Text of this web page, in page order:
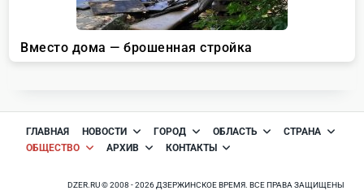
ГЛАВНАЯ НОВОСТИ ГОРОД ОБЛАСТЬ
СТРАНА
ОБЩЕСТВО
АРХИВ КОНТАКТЫ
DZER.RU © 2008 - 2026 ДЗЕРЖИНСКОЕ ВРЕМЯ. ВСЕ ПРАВА ЗАЩИЩЕНЫ